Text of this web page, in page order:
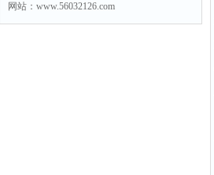
网站：www.56032126.com